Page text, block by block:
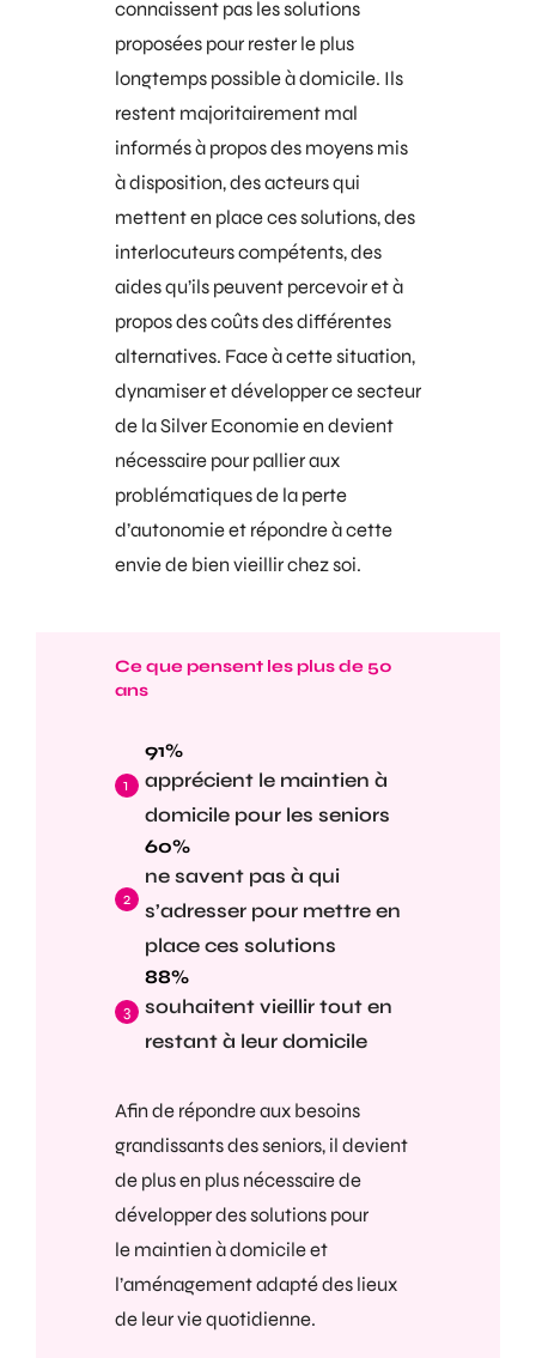
connaissent pas les solutions
proposées pour rester le plus
longtemps possible à domicile. Ils
restent majoritairement mal
informés à propos des moyens mis
à disposition, desacteurs qui
mettent en place ces solutions, des
interlocuteurs compétents, des
aides qu’ils peuvent percevoir et à
propos des coûts des différentes
alternatives. Face à cette situation,
dynamiser et développer ce secteur
de la Silver Economie en devient
nécessaire pour pallier aux
problématiques de la perte
d’autonomie et répondre à cette
envie de bien vieillir chez soi.
Ce que pensent les plus de 50
ans
91%
apprécient le maintien à
domicile pour les seniors
60%
ne savent pas à qui
s’adresser pour mettre en
place ces solutions
88%
souhaitent vieillir tout en
restant à leur domicile
Afin de répondre aux besoins
grandissants des seniors, il devient
de plus en plus nécessaire de
développer des solutions pour
le maintien à domicile et
l’aménagement adapté des lieux
de leur vie quotidienne.